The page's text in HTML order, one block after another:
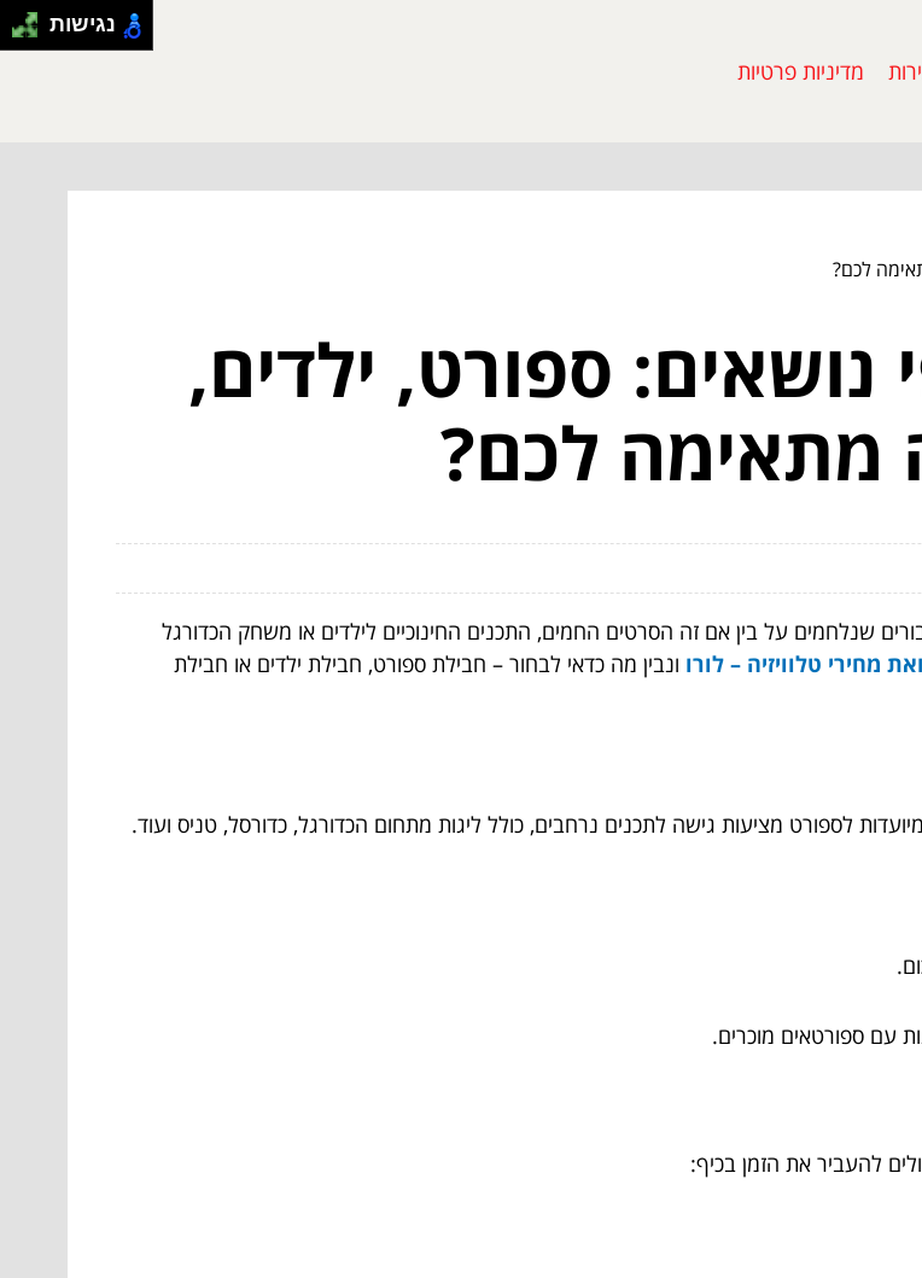
מדיניות פרטיות
לכם?
נושאים: ספורט, ילדים,
מתאימה לכם?
שנלחמים על בין אם זה הסרטים החמים, התכנים החינוכיים לילדים או משחק הכדורגל
מחירי טלוויזיה – לורו ונבין מה כדאי לבחור – חבילת ספורט, חבילת ילדים או חבילת
לספורט מציעות גישה לתכנים נרחבים, כולל ליגות מתחום הכדורגל, כדורסל, טניס ועוד.
עם ספורטאים מוכרים.
להעביר את הזמן בכיף:
נגישות